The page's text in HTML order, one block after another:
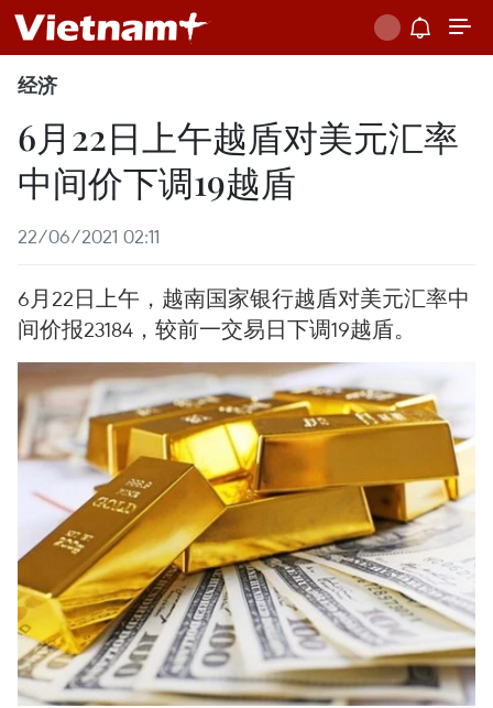
经济
6月22日上午越盾对美元汇率
中间价下调19越盾
22/06/2021 02:11
6月22日上午，越南国家银行越盾对美元汇率中
间价报23184，较前一交易日下调19越盾。